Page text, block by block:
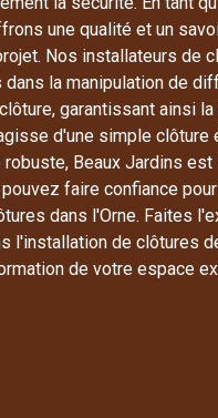
une qualité et un
Nos installateurs de
dans la manipulation de
garantissant ainsi
d'une simple clôture
Beaux Jardins est
faire confiance
dans l'Orne. Faites
l'installation de clôtures
de votre espace